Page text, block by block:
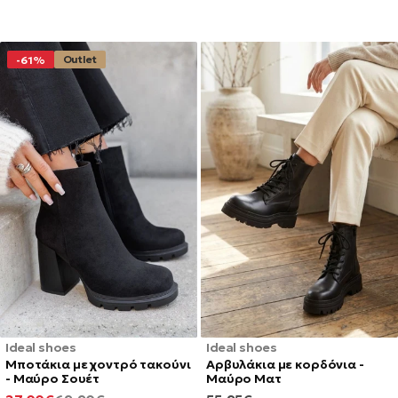
Ideal shoes
Μποτάκια με χοντρό τακούνι
- Μαύρο Σουέτ
-61% Outlet
Ideal shoes
Αρβυλάκια με κορδόνια -
Μαύρο Ματ